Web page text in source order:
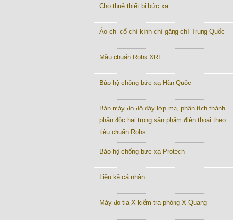
Cho thuê thiết bị bức xạ
Áo chì cổ chì kính chì găng chì Trung Quốc
Mẫu chuẩn Rohs XRF
Bảo hộ chống bức xạ Hàn Quốc
Bán máy đo độ dày lớp mạ, phân tích thành
phần độc hại trong sản phẩm điện thoại theo
tiêu chuẩn Rohs
Bảo hộ chống bức xạ Protech
Liều kế cá nhân
Máy đo tia X kiểm tra phòng X-Quang